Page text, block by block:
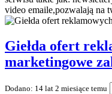
video emaile,pozwalają na
Giełda ofert
marketingowe
Dodano: 14 lat 2 miesiące temu